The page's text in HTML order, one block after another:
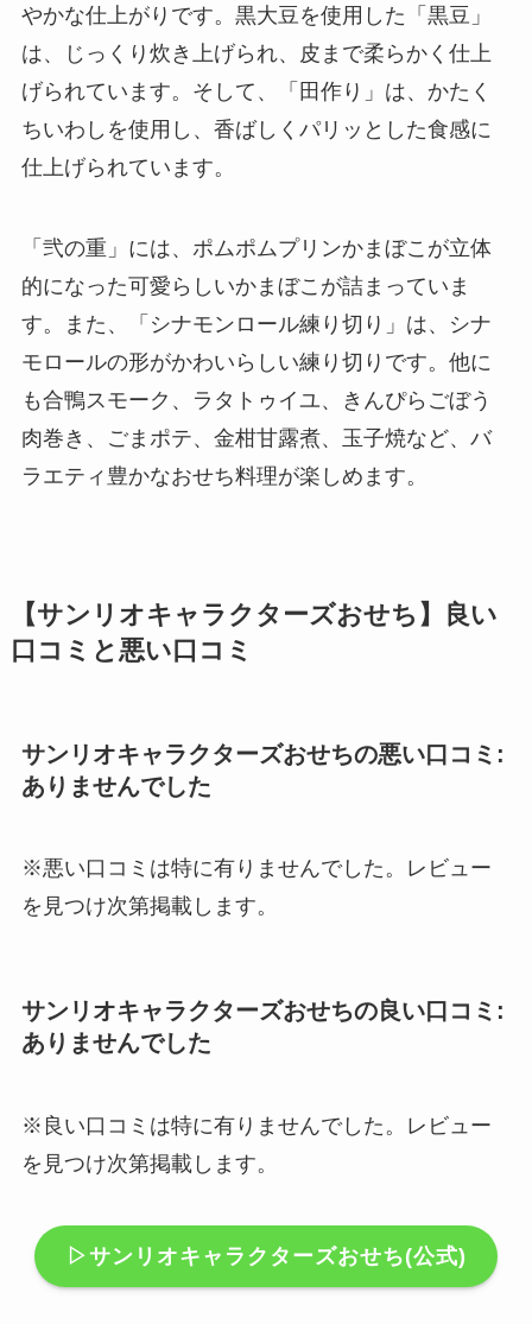
やかな仕上がりです。黒大豆を使用した「黒豆」
は、じっくり炊き上げられ、皮まで柔らかく仕上
げられています。そして、「田作り」は、かたく
ちいわしを使用し、香ばしくパリッとした食感に
仕上げられています。
「弐の重」には、ポムポムプリンかまぼこが立体
的になった可愛らしいかまぼこが詰まっていま
す。また、「シナモンロール練り切り」は、シナ
モロールの形がかわいらしい練り切りです。他に
も合鴨スモーク、ラタトゥイユ、きんぴらごぼう
肉巻き、ごまポテ、金柑甘露煮、玉子焼など、バ
ラエティ豊かなおせち料理が楽しめます。
【サンリオキャラクターズおせち】良い
口コミと悪い口コミ
サンリオキャラクターズおせちの悪い口コミ:
ありませんでした
※悪い口コミは特に有りませんでした。レビュー
を見つけ次第掲載します。
サンリオキャラクターズおせちの良い口コミ:
ありませんでした
※良い口コミは特に有りませんでした。レビュー
を見つけ次第掲載します。
▷サンリオキャラクターズおせち(公式)